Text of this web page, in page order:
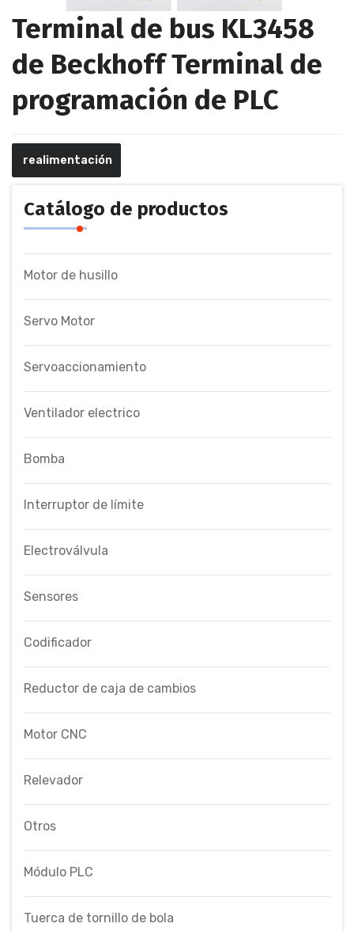
Terminal de bus KL3458
de Beckhoff Terminal de
programación de PLC
realimentación
Catálogo de productos
Motor de husillo
Servo Motor
Servoaccionamiento
Ventilador electrico
Bomba
Interruptor de límite
Electroválvula
Sensores
Codificador
Reductor de caja de cambios
Motor CNC
Relevador
Otros
Módulo PLC
Tuerca de tornillo de bola